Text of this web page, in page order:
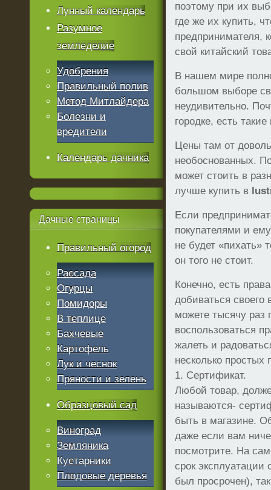
поэтому при их
где же их купить,
предпринимателя,
свой китайский
В нашем мире
большом выборе
неудивительно.
городке, есть
Цены там от
необоснованных.
может стоить в
лучше купить в
Если
покупателями и
не будет «пихать»
он того не стоит.
Конечно, есть
добиваться своего
можете тысячу раз
воспользоваться
жалеть и
несколько простых
1. Сертификат.
Любой товар,
называются-
быть в магазине.
даже если вам
посмотрите. На
срок эксплуатации
был просрочен),
Лунный календарь
Разумное
земледелие
Удобрения
Правильный полив
Метод Митлайдера
Болезни и
вредители
Календарь дачника
Дачные страницы
Правильный огород
Рассада
Огурцы
Помидоры
В теплице
Бахчевые
Картофель
Лук и чеснок
Пряности и зелень
Образцовый сад
Виноград
Земляника
Кустарники
Плодовые деревья